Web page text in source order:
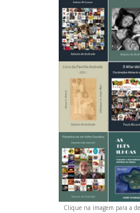
Clique na imagem para a